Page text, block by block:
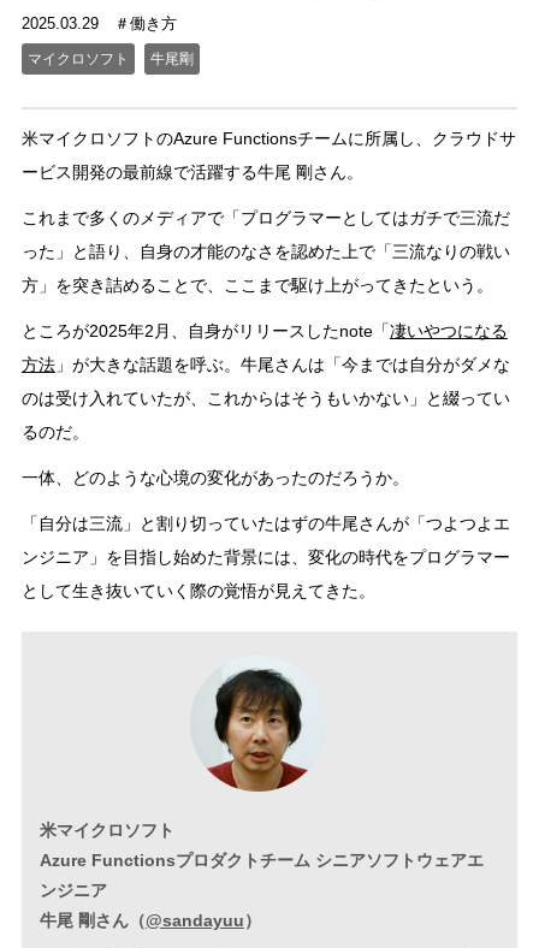
2025.03.29 働き方
マイクロソフト 牛尾剛
米マイクロソフトのAzure Functionsチームに所属し、クラウドサ
ービス開発の最前線で活躍する牛尾 剛さん。
これまで多くのメディアで「プログラマーとしてはガチで三流だ
った」と語り、自身の才能のなさを認めた上で「三流なりの戦い
方」を突き詰めることで、ここまで駆け上がってきたという。
ところが2025年2月、自身がリリースしたnote「凄いやつになる
方法」が大きな話題を呼ぶ。牛尾さんは「今までは自分がダメな
のは受け入れていたが、これからはそうもいかない」と綴ってい
るのだ。
一体、どのような心境の変化があったのだろうか。
「自分は三流」と割り切っていたはずの牛尾さんが「つよつよエ
ンジニア」を目指し始めた背景には、変化の時代をプログラマー
として生き抜いていく際の覚悟が見えてきた。
米マイクロソフト
Azure Functionsプロダクトチーム シニアソフトウェアエ
ンジニア
牛尾 剛さん（@sandayuu⁠⁠⁠）